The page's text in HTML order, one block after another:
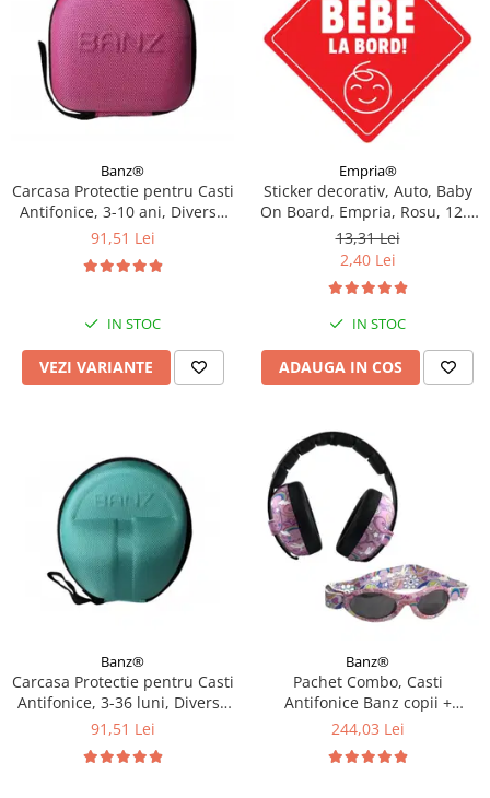
Banz®
Carcasa Protectie pentru Casti
Antifonice, 3-10 ani, Diverse
culori
91,51 Lei
IN STOC
VEZI VARIANTE
Empria®
Sticker decorativ, Auto, Baby
On Board, Empria, Rosu, 12.5
x 12.5 cm
13,31 Lei
2,40 Lei
IN STOC
ADAUGA IN COS
Banz®
Carcasa Protectie pentru Casti
Antifonice, 3-36 luni, Diverse
culori
91,51 Lei
Banz®
Pachet Combo, Casti
Antifonice Banz copii +
Ochelari de Soare Protectie
modele
244,03 Lei